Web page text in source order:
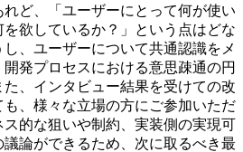
ど、「ユーザーにとって何が使い
欲しているか？」という点はどな
、ユーザーについて共通認識をメ
発プロセスにおける意思疎通の円
、インタビュー結果を受けての改
、様々な立場の方にご参加いただ
ス的な狙いや制約、実装側の実現可
論ができるため、次に取るべき最